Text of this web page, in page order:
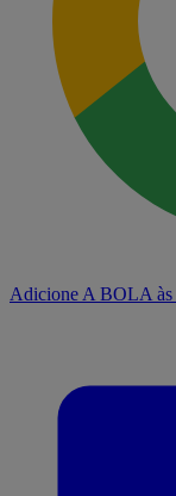
Adicione A BOLA às